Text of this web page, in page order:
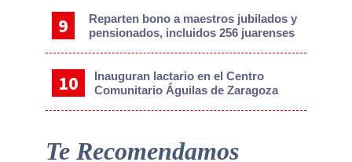
Reparten bono a maestros jubilados y
pensionados, incluidos 256 juarenses
Inauguran lactario en el Centro
Comunitario Águilas de Zaragoza
Te Recomendamos